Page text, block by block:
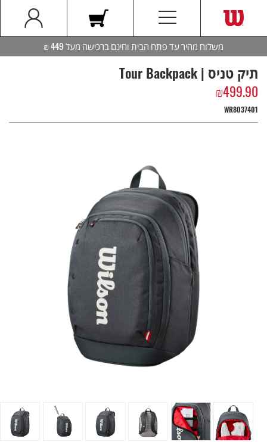
משלוח מהיר עד פתח הבית וחינם ברכישה מעל 449 ₪
תיק טניס | Tour Backpack
₪499.90
WR8037401